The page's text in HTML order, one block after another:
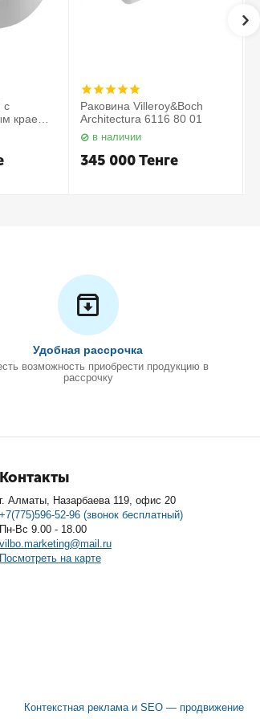
с
краем в
01
Раковина Villeroy&Boch
Architectura 6116 80 01
в наличии
345 000Тенге
Удобная рассрочка
возможность приобрести продукцию в
рассрочку
Контакты
г. Алматы, Назарбаева 119, офис 20
+7(775)596-52-96 (звонок бесплатный)
Пн-Вс 9.00 - 18.00
vilbo.marketing@mail.ru
Посмотреть на карте
Контекстная реклама и SEO — продвижение